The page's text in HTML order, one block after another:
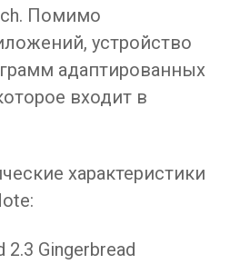
Помимо
устройство
адаптированных
входит в
характеристики
2.3 Gingerbread